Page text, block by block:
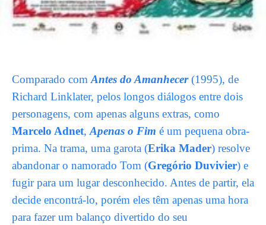
Comparado com Antes do Amanhecer(1995), de
Richard Linklater, pelos longos diálogos entre dois
personagens, com apenas alguns extras, como
Marcelo Adnet, Apenas o Fim é um pequena obra-
prima. Na trama, uma garota (Erika Mader) resolve
abandonar o namorado Tom (Gregório Duvivier) e
fugir para um lugar desconhecido. Antes de partir, ela
decide encontrá-lo, porém eles têm apenas uma hora
para fazer um balanço divertido do seu